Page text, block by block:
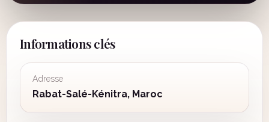
Informations clés
Adresse
Rabat-Salé-Kénitra, Maroc